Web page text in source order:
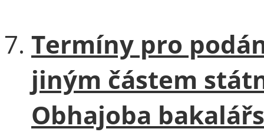
Termíny pro
jiným částem
Obhajoba